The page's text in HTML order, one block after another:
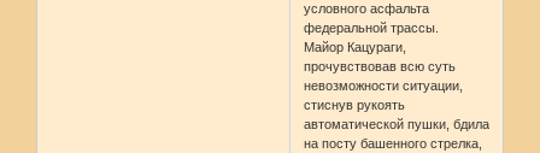
условного асфальта
федеральной трассы.
Майор Кацураги,
прочувствовав всю суть
невозможности ситуации,
стиснув рукоять
автоматической пушки, бдила
на посту башенного стрелка,